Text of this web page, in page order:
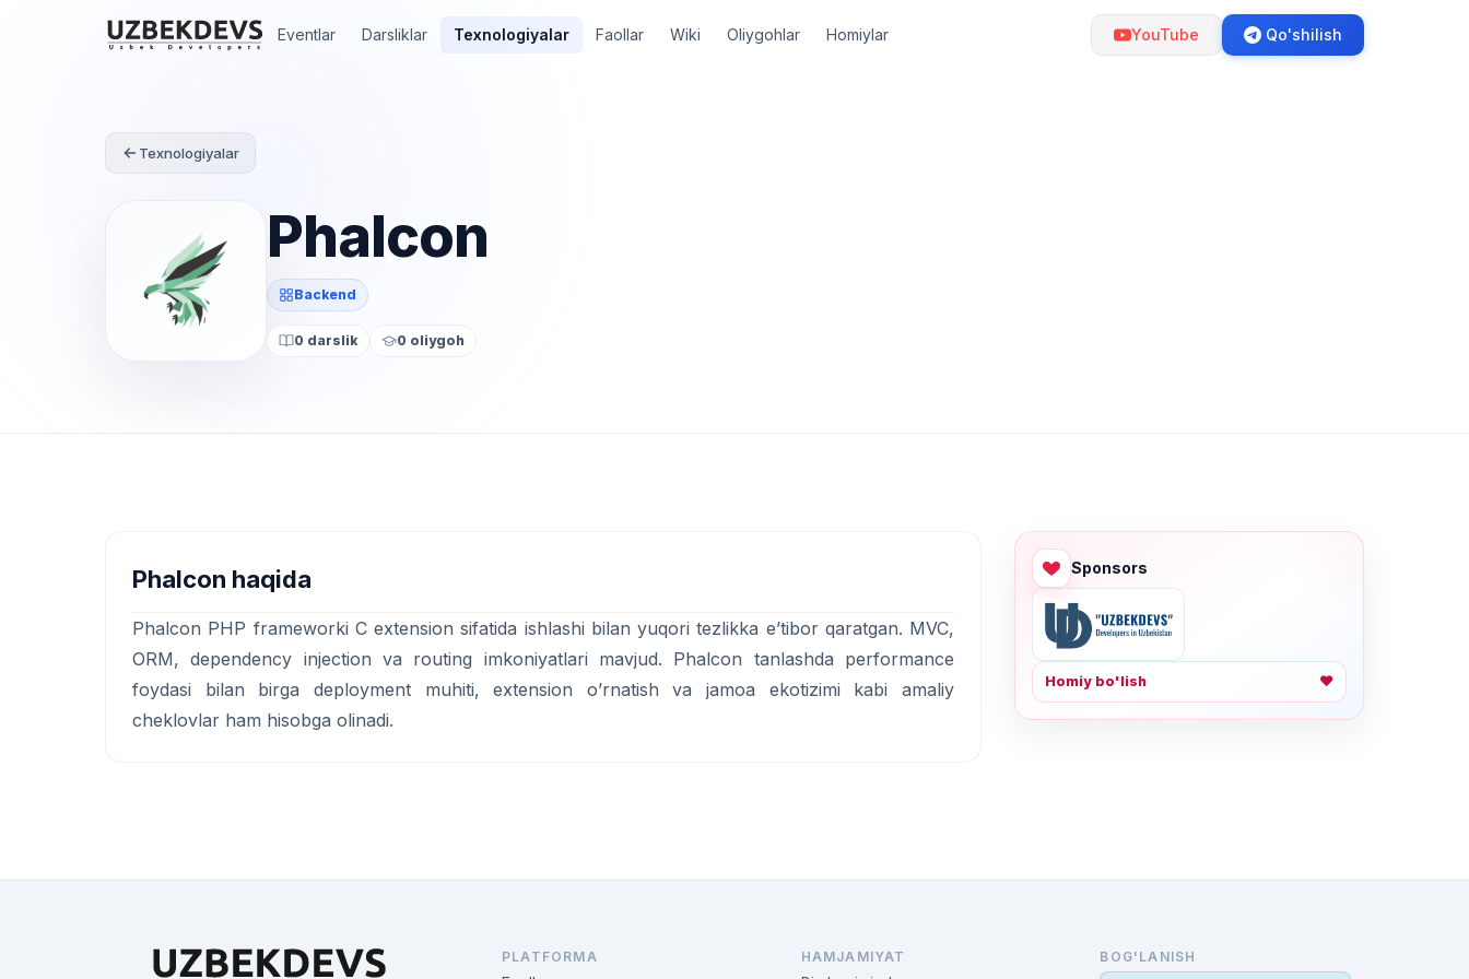
Eventlar Darsliklar Texnologiyalar Faollar Wiki Oliygohlar Homiylar YouTube Qo'shilish
Texnologiyalar
Phalcon
Backend
0 darslik 0 oliygoh
Phalcon haqida
Phalcon PHP frameworki C extension sifatida ishlashi bilan yuqori tezlikka e’tibor qaratgan. MVC,
ORM, dependency injection va routing imkoniyatlari mavjud. Phalcon tanlashda performance
foydasi bilan birga deployment muhiti, extension o’rnatish va jamoa ekotizimi kabi amaliy
cheklovlar ham hisobga olinadi.
Sponsors
Homiy bo'lish ❤
PLATFORMA HAMJAMIYAT BOG'LANISH